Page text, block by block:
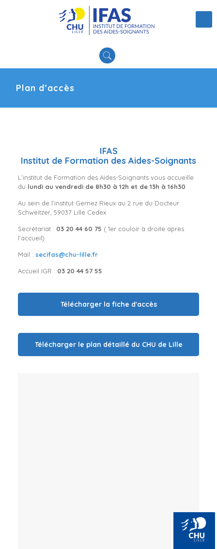
Plan d’accès
IFAS
Institut de Formation des Aides-Soignants
L’institut de Formation des Aides-Soignants vous accueille
du lundi au vendredi de 8h30 à 12h et de 13h à 16h30
Au sein de l’institut Gernez Rieux au 2 rue du Docteur
Schweitzer, 59037 Lille Cedex
Secrétariat : 03 20 44 60 75 ( 1er couloir à droite après
l’accueil)
Mail : secifas@chu-lille.fr
Accueil IGR : 03 20 44 57 55
Télécharger la fiche d'accès
Télécharger le plan détaillé du CHU de Lille